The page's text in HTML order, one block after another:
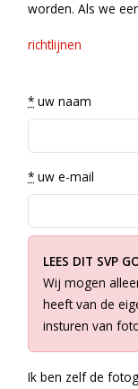
worden. Als we
richtlijnen
* uw naam
* uw e-mail
LEES DIT SVP
Wij mogen
heeft van de
insturen van
Ik ben zelf de